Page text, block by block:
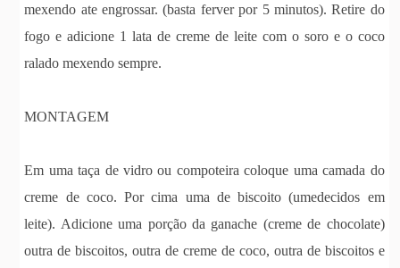
mexendo ate engrossar. (basta ferver por 5 minutos). Retire do
fogo e adicione 1 lata de creme de leite com o soro e o coco
ralado mexendo sempre.
MONTAGEM
Em uma taça de vidro ou compoteira coloque uma camada do
creme de coco. Por cima uma de biscoito (umedecidos em
leite). Adicione uma porção da ganache (creme de chocolate)
outra de biscoitos, outra de creme de coco, outra de biscoitos e